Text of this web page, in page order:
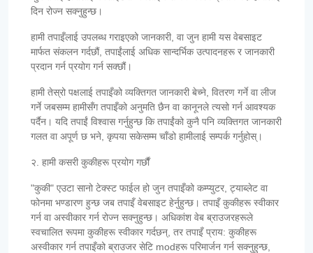
दिन रोज्न सक्नुहुन्छ।
हामी तपाइँलाई उपलब्ध गराइएको जानकारी, वा जुन हामी यस वेबसाइट
मार्फत संकलन गर्दछौं, तपाईंलाई अधिक सान्दर्भिक उत्पादनहरू र जानकारी
प्रदान गर्न प्रयोग गर्न सक्छौं।
हामी तेस्रो पक्षलाई तपाइँको व्यक्तिगत जानकारी बेच्ने, वितरण गर्ने वा लीज
गर्ने जबसम्म हामीसँग तपाइँको अनुमति छैन वा कानूनले त्यसो गर्न आवश्यक
पर्दैन। यदि तपाईं विश्वास गर्नुहुन्छ कि तपाईंको कुनै पनि व्यक्तिगत जानकारी
गलत वा अपूर्ण छ भने, कृपया सकेसम्म चाँडो हामीलाई सम्पर्क गर्नुहोस्।
२. हामी कसरी कुकीहरू प्रयोग गर्छौं
"कुकी" एउटा सानो टेक्स्ट फाईल हो जुन तपाइँको कम्प्युटर, ट्याब्लेट वा
फोनमा भण्डारण हुन्छ जब तपाइँ वेबसाइट हेर्नुहुन्छ। तपाइँ कुकीहरू स्वीकार
गर्न वा अस्वीकार गर्न रोज्न सक्नुहुन्छ। अधिकांश वेब ब्राउजरहरूले
स्वचालित रूपमा कुकीहरू स्वीकार गर्दछन्, तर तपाइँ प्राय: कुकीहरू
अस्वीकार गर्न तपाइँको ब्राउजर सेटि modहरू परिमार्जन गर्न सक्नुहुन्छ,